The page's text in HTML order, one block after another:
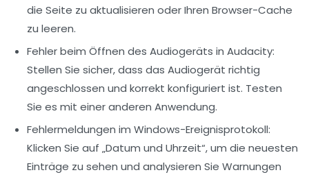
die Seite zu aktualisieren oder Ihren Browser-Cache
zu leeren.
Fehler beim Öffnen des Audiogeräts in Audacity:
Stellen Sie sicher, dass das Audiogerät richtig
angeschlossen und korrekt konfiguriert ist. Testen
Sie es mit einer anderen Anwendung.
Fehlermeldungen im Windows-Ereignisprotokoll:
Klicken Sie auf „Datum und Uhrzeit“, um die neuesten
Einträge zu sehen und analysieren Sie Warnungen